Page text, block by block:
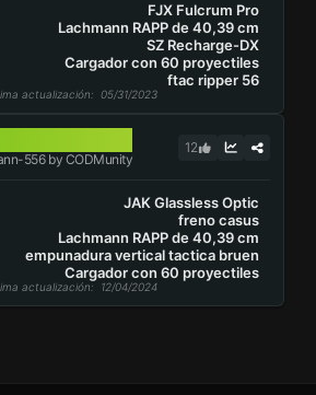
FJX Fulcrum Pro
Lachmann RAPP de 40,39 cm
SZ Recharge-DX
Cargador con 60 proyectiles
ftac ripper 56
actualización: 05/31/2023
556 by CODMunity
12
JAK Glassless Optic
freno casus
Lachmann RAPP de 40,39 cm
empunadura vertical tactica bruen
Cargador con 60 proyectiles
actualización: 12/04/2024